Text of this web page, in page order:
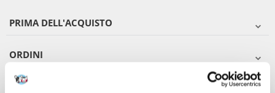
PRIMA DELL'ACQUISTO
ORDINI
DOPO L'ACQUISTO